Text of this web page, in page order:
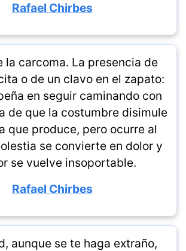
Rafael Chirbes
la carcoma. La presencia de
o de un clavo en el zapato:
en seguir caminando con
de que la costumbre disimule
que produce, pero ocurre al
se convierte en dolor y
se vuelve insoportable.
Rafael Chirbes
aunque se te haga extraño,